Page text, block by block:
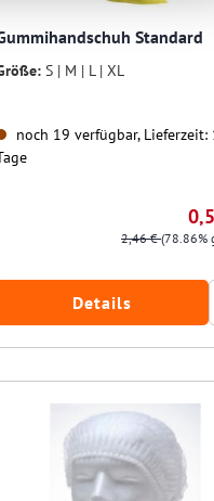
Standard
S | M | L | XL
noch 19 verfügbar, Lieferzeit:
2,46 €(78.86%
Details